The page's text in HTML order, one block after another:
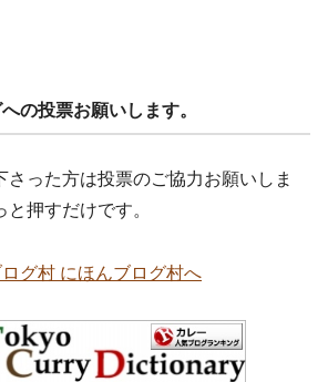
の投票お願いします。
さった方は投票のご協力お願いしま
押すだけです。